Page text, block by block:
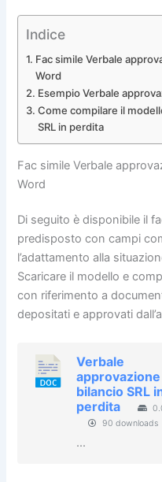
Indice
Fac simile Verbale
Word
Esempio Verbale
Come compilare il
SRL in perdita​
Fac simile Verbale
Word
Di seguito è disponibile il
predisposto con campi
l’adattamento alla
Scaricare il modello e
con riferimento a
depositati e approvati
Verbale
approvazione
bilancio SRL
perdita​
90 downloads
...